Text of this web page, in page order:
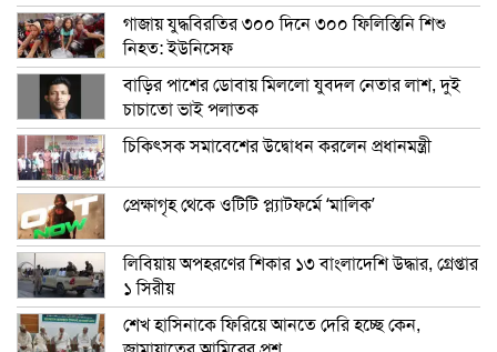
গাজায় যুদ্ধবিরতির ৩০০ দিনে ৩০০ ফিলিস্তিনি শিশু
নিহত: ইউনিসেফ
বাড়ির পাশের ডোবায় মিললো যুবদল নেতার লাশ, দুই
চাচাতো ভাই পলাতক
চিকিৎসক সমাবেশের উদ্বোধন করলেন প্রধানমন্ত্রী
প্রেক্ষাগৃহ থেকে ওটিটি প্ল্যাটফর্মে ‘মালিক’
লিবিয়ায় অপহরণের শিকার ১৩ বাংলাদেশি উদ্ধার, গ্রেপ্তার
১ সিরীয়
শেখ হাসিনাকে ফিরিয়ে আনতে দেরি হচ্ছে কেন,